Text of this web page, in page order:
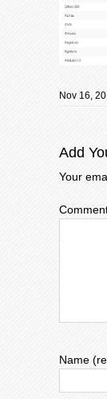
Nov 16,
Add
Your
Name